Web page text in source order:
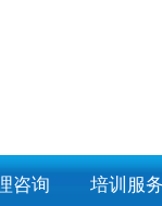
咨询 培训服务